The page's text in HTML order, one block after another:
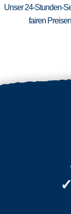
Unser 24-Stunden-
fairen